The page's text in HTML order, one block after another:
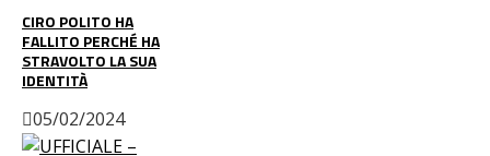
CIRO POLITO HA
FALLITO PERCHÉ HA
STRAVOLTO LA SUA
IDENTITÀ
05/02/2024